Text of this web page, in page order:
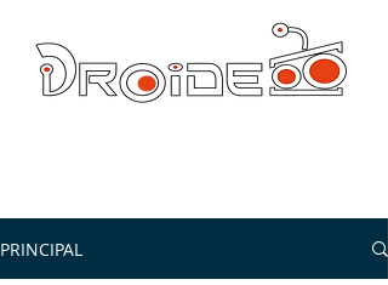
PRINCIPAL